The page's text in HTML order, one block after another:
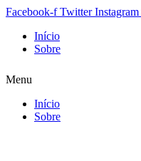
Facebook-f Twitter Instagram
Início
Sobre
Menu
Início
Sobre